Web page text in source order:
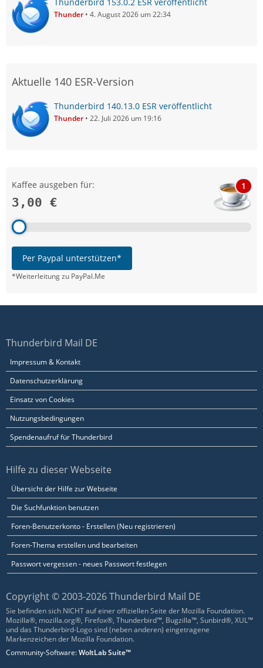
Thunder 4. August 2026 um 22:34
Aktuelle 140 ESR-Version
Thunderbird 140.13.0 ESR veröffentlicht
Thunder 22. Juli 2026 um 19:16
Kaffee ausgeben für:
3,00 €
1
Per Paypal unterstützen*
*Weiterleitung zu PayPal.Me
Thunderbird Mail DE
Impressum & Kontakt
Datenschutzerklärung
Einsatz von Cookies
Nutzungsbedingungen
Spendenaufruf für Thunderbird
Hilfe zu dieser Webseite
Übersicht der Hilfe zur Webseite
Die Suchfunktion benutzen
Foren-Benutzerkonto - Erstellen (Neu registrieren)
Foren-Thema erstellen und bearbeiten
Passwort vergessen - neues Passwort festlegen
Copyright © 2003-2026 Thunderbird Mail DE
Sie befinden sich NICHT auf einer offiziellen Seite der Mozilla Foundation.
Mozilla®, mozilla.org®, Firefox®, Thunderbird™, Bugzilla™, Sunbird®, XUL™
und das Thunderbird-Logo sind (neben anderen) eingetragene
Markenzeichen der Mozilla Foundation.
Community-Software:WoltLab Suite™